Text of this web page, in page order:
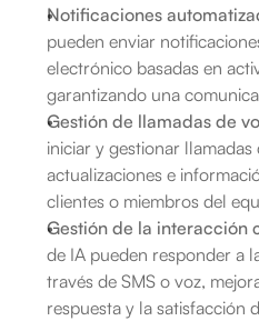
Notificaciones
pueden enviar
electrónico basadas en
garantizando una
Gestión de llamadas de
iniciar y gestionar
actualizaciones e
clientes o miembros del
Gestión de la interacción
de IA pueden responder a
través de SMS o voz,
respuesta y la satisfacción